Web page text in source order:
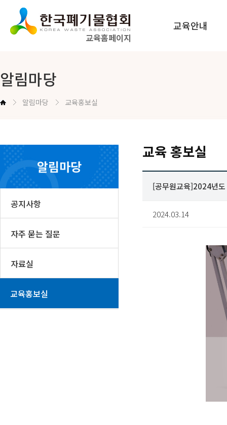
교육홈페이지
교육안내
알림마당
알림마당 교육홍보실
알림마당
공지사항
자주 묻는 질문
자료실
교육홍보실
교육 홍보실
[공무원교육]2024년도
2024.03.14